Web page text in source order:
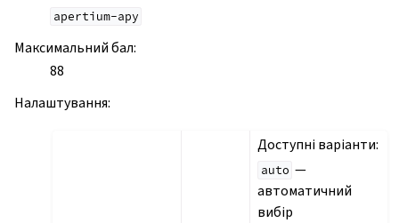
apertium-apy
Максимальний бал:
88
Налаштування:
Доступні варіанти:
auto —
автоматичний
вибір